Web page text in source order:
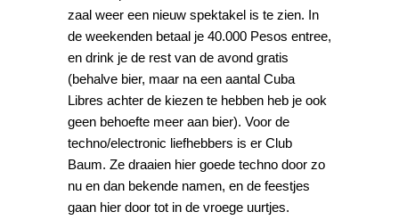
zaal weer een nieuw spektakel is te zien. In
de weekenden betaal je 40.000 Pesos entree,
en drink je de rest van de avond gratis
(behalve bier, maar na een aantal Cuba
Libres achter de kiezen te hebben heb je ook
geen behoefte meer aan bier). Voor de
techno/electronic liefhebbers is er Club
Baum. Ze draaien hier goede techno door zo
nu en dan bekende namen, en de feestjes
gaan hier door tot in de vroege uurtjes.